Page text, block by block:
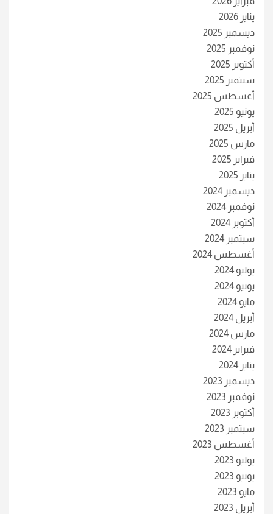
يناير 2026
ديسمبر 2025
نوفمبر 2025
أكتوبر 2025
سبتمبر 2025
أغسطس 2025
يونيو 2025
أبريل 2025
مارس 2025
فبراير 2025
يناير 2025
ديسمبر 2024
نوفمبر 2024
أكتوبر 2024
سبتمبر 2024
أغسطس 2024
يوليو 2024
يونيو 2024
مايو 2024
أبريل 2024
مارس 2024
فبراير 2024
يناير 2024
ديسمبر 2023
نوفمبر 2023
أكتوبر 2023
سبتمبر 2023
أغسطس 2023
يوليو 2023
يونيو 2023
مايو 2023
أبريل 2023